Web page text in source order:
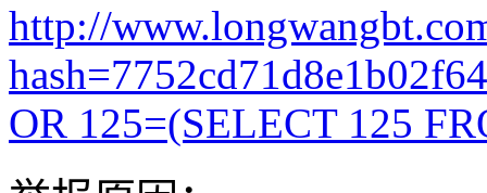
http://
OR 125=(SELECT 125